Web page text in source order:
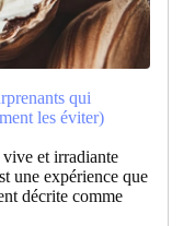
qui
les éviter)
et irradiante
une expérience que
décrite comme